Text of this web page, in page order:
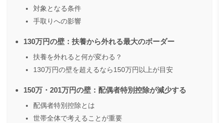
対象となる条件
手取りへの影響
130万円の壁：扶養から外れる最大のボーダー
扶養を外れると何が変わる？
130万円の壁を超えるなら150万円以上が目安
150万・201万円の壁：配偶者特別控除が減少する
配偶者特別控除とは
世帯全体で考えることが重要